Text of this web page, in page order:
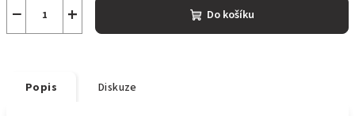
+
− Do košíku
Popis Diskuze